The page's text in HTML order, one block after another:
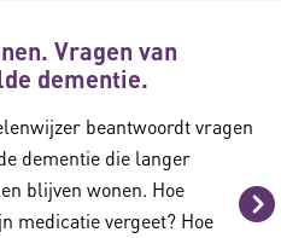
Vragen van
dementie.
beantwoordt vragen
dementie die langer
blijven wonen. Hoe
medicatie vergeet? Hoe